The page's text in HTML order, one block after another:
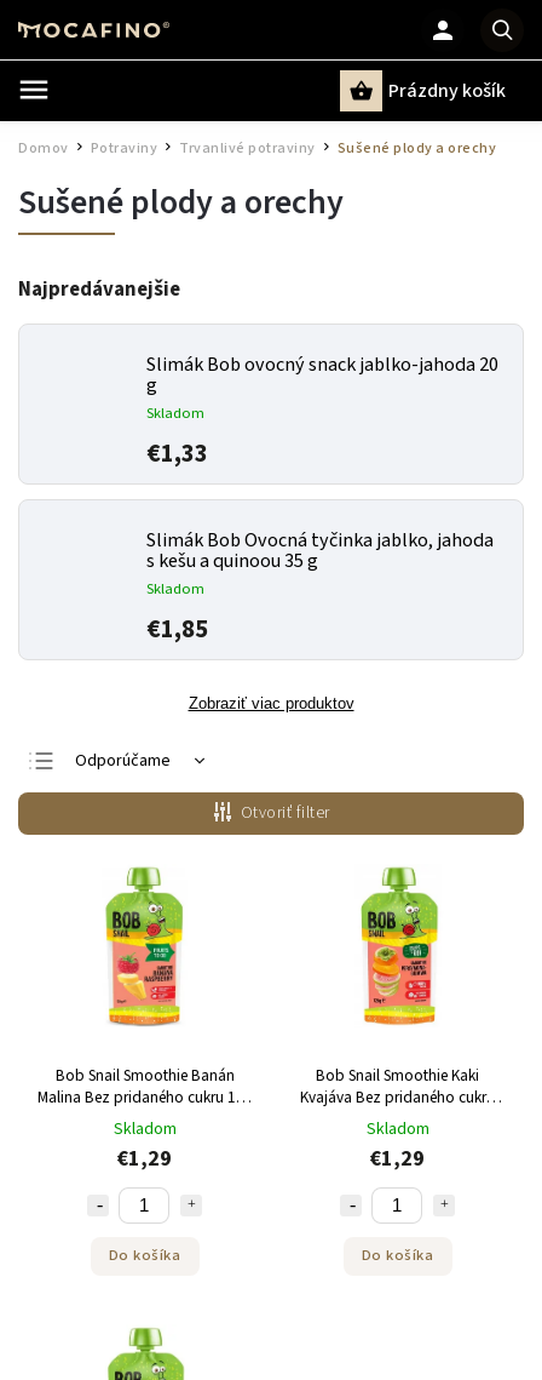
Prázdny košík
Domov Potraviny / Trvanlivé potraviny Sušené plody a orechy
Sušené plody a orechy
Najpredávanejšie
Slimák Bob ovocný snack jablko-jahoda 20
g
Skladom
€1,33
Slimák Bob Ovocná tyčinka jablko, jahoda
s kešu a quinoou 35 g
Skladom
€1,85
Zobraziť viac produktov
Odporúčame
Najlacnejšie
Najdrahšie
Najpredávanejšie
Abecedne
Otvoriť filter
Bob Snail Smoothie Banán
Malina Bez pridaného cukru 120
Skladom
€1,29
Do košíka
Bob Snail Smoothie Kaki
Kvajáva Bez pridaného cukru
120 g
Skladom
€1,29
Do košíka